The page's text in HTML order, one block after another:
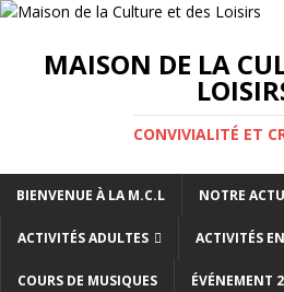
MAISON DE LA
CONVIVIALITÉ ET
BIENVENUE À LA M.C.L NOTRE
ACTIVITÉS ADULTES ACTIVITÉS
COURS DE MUSIQUES ÉVÉNEMENT